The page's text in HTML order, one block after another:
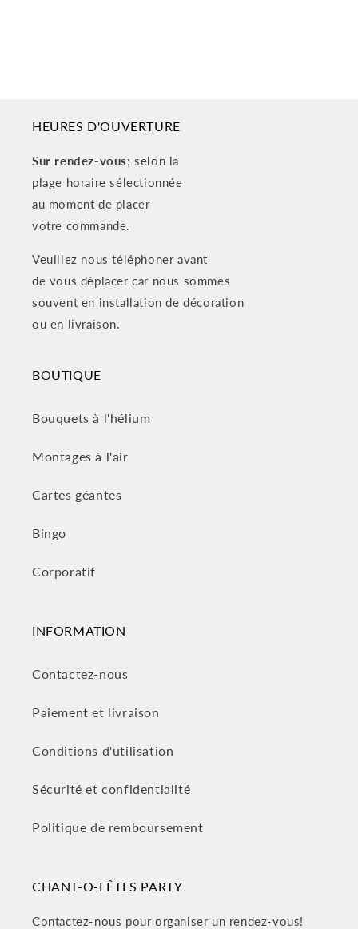
HEURES D'OUVERTURE
Sur rendez-vous; selon la
plage horaire sélectionnée
au moment de placer
votre commande.
Veuillez nous téléphoner avant
de vous déplacer car nous sommes
souvent en installation de décoration
ou en livraison.
BOUTIQUE
Bouquets à l'hélium
Montages à l'air
Cartes géantes
Bingo
Corporatif
INFORMATION
Contactez-nous
Paiement et livraison
Conditions d'utilisation
Sécurité et confidentialité
Politique de remboursement
CHANT-O-FÊTES PARTY
Contactez-nous pour organiser un rendez-vous!